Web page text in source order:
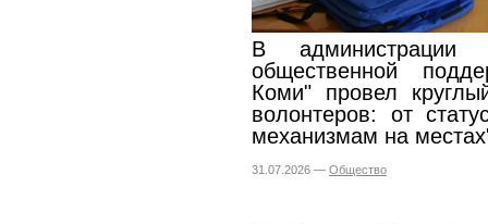
В администрации
общественной
Коми" провел
волонтеров: от
механизмам на
31.07.2026 — Общество